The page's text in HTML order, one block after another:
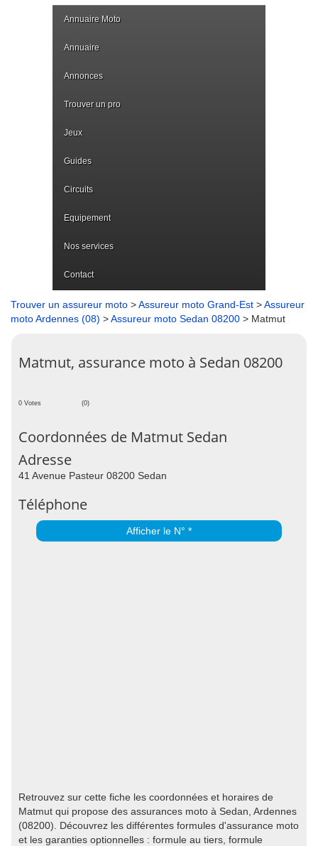
Annuaire Moto
Annuaire
Annonces
Trouver un pro
Jeux
Guides
Circuits
Equipement
Nos services
Contact
Trouver un assureur moto >Assureur moto Grand-Est >Assureur
moto Ardennes (08) >Assureur moto Sedan 08200 > Matmut
Matmut, assurance moto à Sedan 08200
0 Votes (0)
Coordonnées de Matmut Sedan
Adresse
41 Avenue Pasteur 08200 Sedan
Téléphone
Afficher le N° *
Retrouvez sur cette fiche les coordonnées et horaires de
Matmut qui propose des assurances moto à Sedan, Ardennes
(08200). Découvrez les différentes formules d'assurance moto
et les garanties optionnelles : formule au tiers, formule